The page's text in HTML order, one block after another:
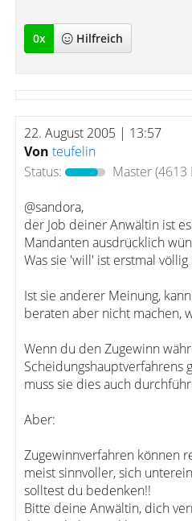
0x Hilfreich
22. August 2005 | 13:57
Von teufelin
Status:
Master(4613
@sandora,
der Job deiner Anwältin ist
Mandanten ausdrücklich
Was sie 'will' ist erstmal
Ist sie anderer Meinung,
beraten aber nicht machen,
Wenn du den Zugewinn
Scheidungshauptverfahrens
muss sie dies auch
Aber:
Zugewinnverfahren können
meist sinnvoller, sich
solltest du bedenken!!
Bitte deine Anwältin, dich